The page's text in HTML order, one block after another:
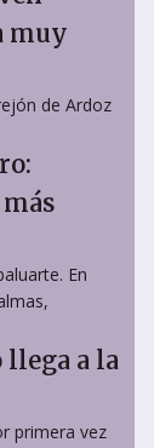
muy
de Ardoz
En
a la
primera vez